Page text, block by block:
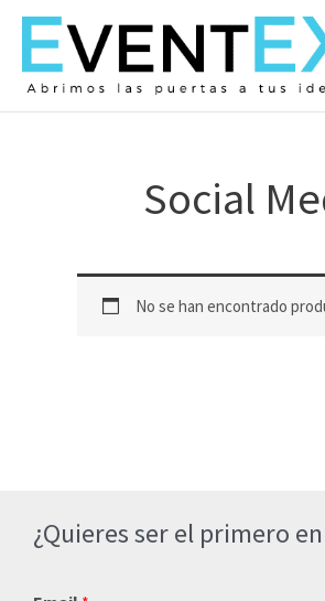
contenido
Social
No se han encontrado
¿Quieres ser el primero